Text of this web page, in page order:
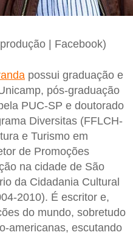
| Facebook)
possui graduação e
pós-graduação
PUC-SP e doutorado
Diversitas (FFLCH-
e Turismo em
de Promoções
na cidade de São
da Cidadania Cultural
2010). É escritor e,
do mundo, sobretudo
americanas, escutando